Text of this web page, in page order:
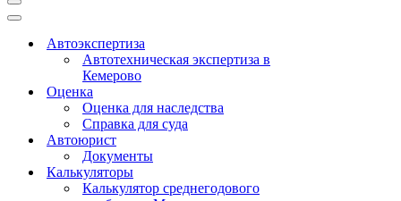
Меню
навигации
Меню
навигацииАвтоэкспертиза
Автотехническая экспертиза в
Кемерово
Оценка
Оценка для наследства
Справка для суда
Автоюрист
Документы
Калькуляторы
Калькулятор среднегодового